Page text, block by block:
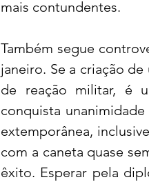
mais contundentes.
Também segue
janeiro. Se a criação
de reação militar, é
conquista
extemporânea,
com a caneta quase
êxito. Esperar pela